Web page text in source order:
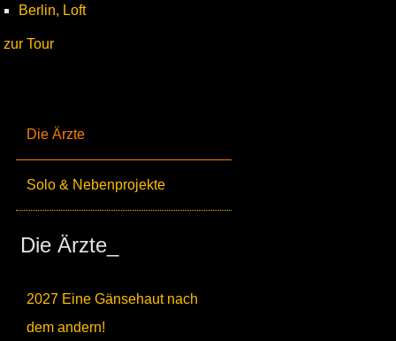
Die Ärzte
Solo & Nebenprojekte
Die Ärzte_
2027 Eine Gänsehaut nach
dem andern!
Berlin, Loft
zur Tour